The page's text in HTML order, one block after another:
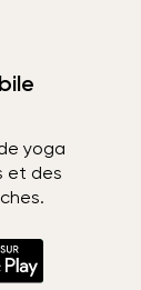
yoga
et des